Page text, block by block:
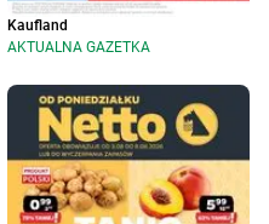
Kaufland
AKTUALNA GAZETKA